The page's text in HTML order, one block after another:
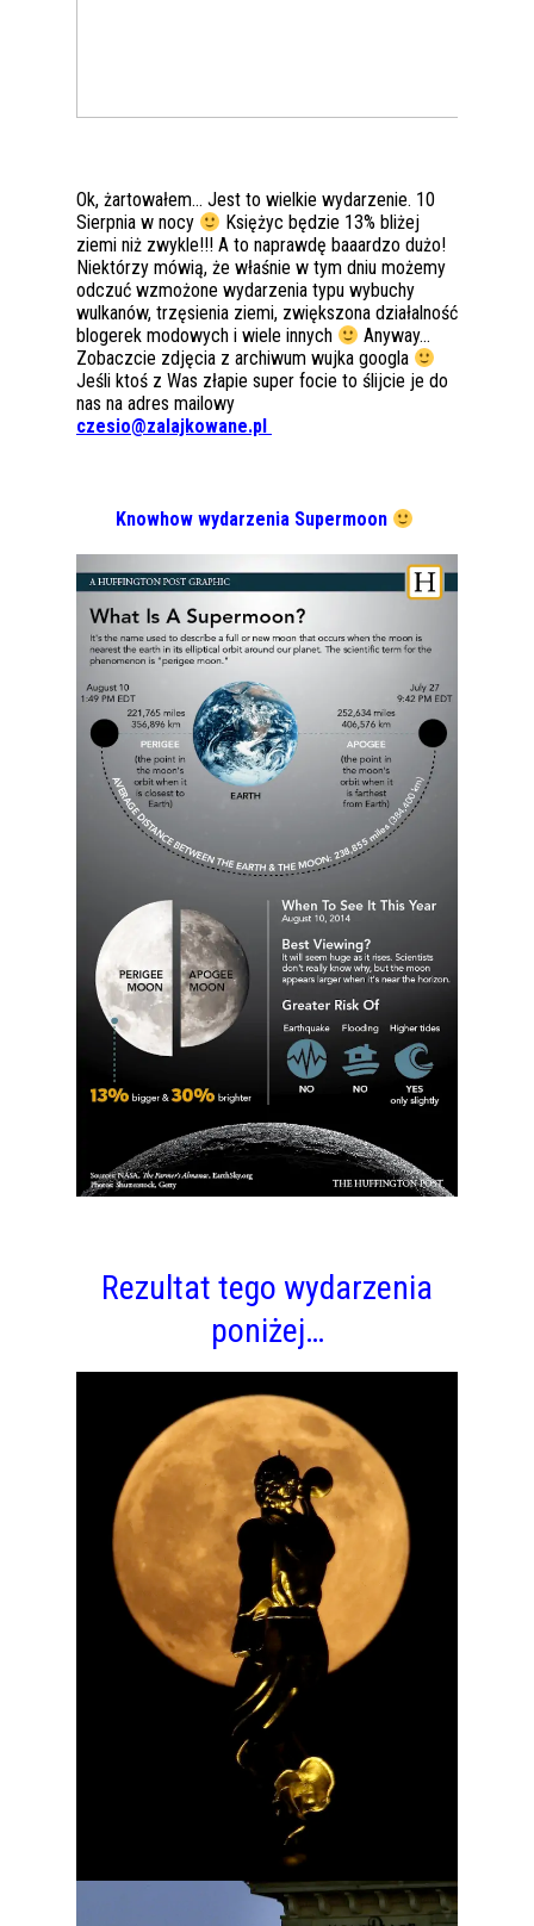
Ok, żartowałem… Jest to wielkie wydarzenie. 10
Sierpnia w nocy
Księżyc będzie 13% bliżej
ziemi niż zwykle!!! A to naprawdę baaardzo dużo!
Niektórzy mówią, że właśnie w tym dniu możemy
odczuć wzmożone wydarzenia typu wybuchy
wulkanów, trzęsienia ziemi, zwiększona działalność
blogerek modowych i wiele innych
Anyway…
Zobaczcie zdjęcia z archiwum wujka googla
Jeśli ktoś z Was złapie super focie to ślijcie je do
nas na adres mailowy
czesio@zalajkowane.pl
Knowhow wydarzenia Supermoon
Rezultat tego wydarzenia
poniżej…